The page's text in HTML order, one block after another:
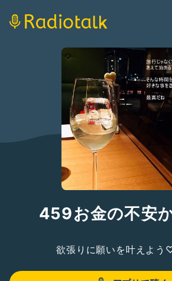
459お金の不安
欲張りに願いを叶えよう